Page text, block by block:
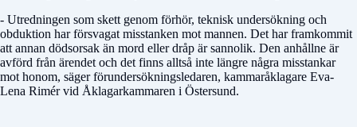
- Utredningen som skett genom förhör, teknisk undersökning och
obduktion har försvagat misstanken mot mannen. Det har framkommit
att annan dödsorsak än mord eller dråp är sannolik. Den anhållne är
avförd från ärendet och det finns alltså inte längre några misstankar
mot honom, säger förundersökningsledaren, kammaråklagare Eva-
Lena Rimér vid Åklagarkammaren i Östersund.